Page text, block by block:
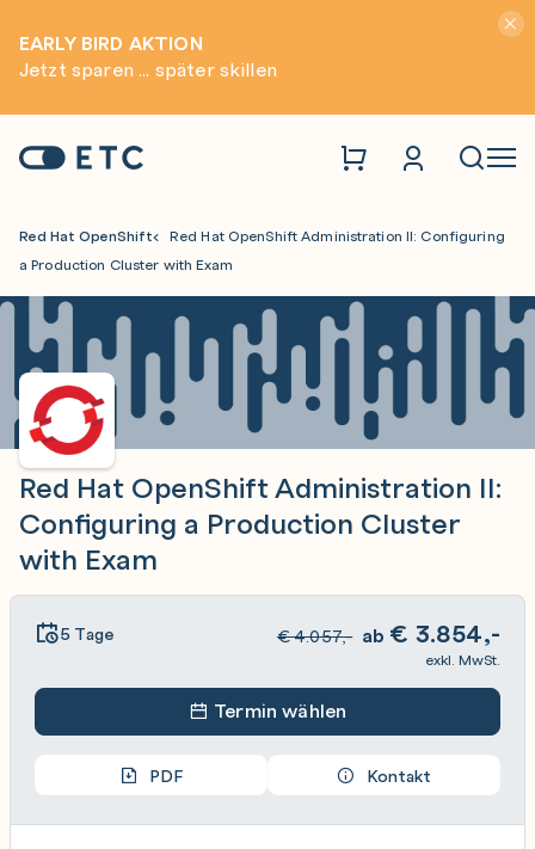
EARLY BIRD AKTION
Jetzt sparen ... später skillen
Startseite: ETC
Red Hat OpenShift
Red Hat OpenShift Administration II: Configuring
a Production Cluster with Exam
Red Hat OpenShift Administration II:
Configuring a Production Cluster
with Exam
5 Tage €4.057,- ab € 3.854,-
exkl. MwSt.
Termin wählen
PDF Kontakt